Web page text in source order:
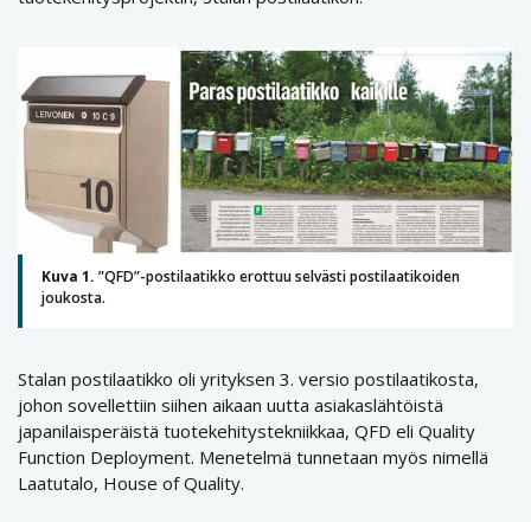
Kuva 1. ”QFD”-postilaatikko erottuu selvästi postilaatikoiden
joukosta.
Stalan postilaatikko oli yrityksen 3. versio postilaatikosta,
johon sovellettiin siihen aikaan uutta asiakaslähtöistä
japanilaisperäistä tuotekehitystekniikkaa, QFD eli Quality
Function Deployment. Menetelmä tunnetaan myös nimellä
Laatutalo, House of Quality.